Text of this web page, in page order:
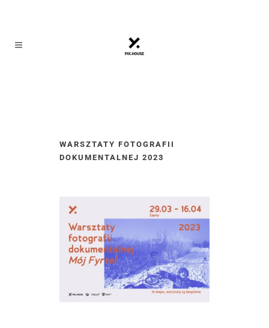
WARSZTATY FOTOGRAFII
DOKUMENTALNEJ 2023